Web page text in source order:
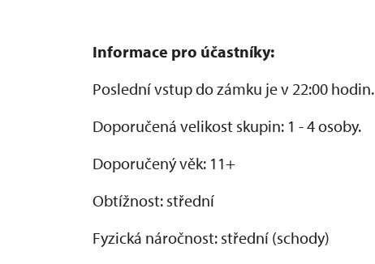
Informace pro účastníky:
Poslední vstup do zámku je v 22:00 hodin.
Doporučená velikost skupin: 1 - 4 osoby.
Doporučený věk: 11+
Obtížnost: střední
Fyzická náročnost: střední (schody)